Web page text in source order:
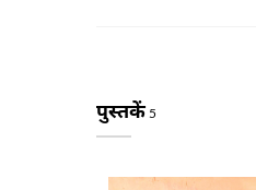
पुस्तकें 5